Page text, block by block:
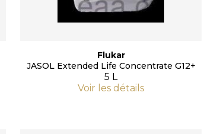
Flukar
JASOL Extended Life Concentrate G12+
5 L
Voir les détails